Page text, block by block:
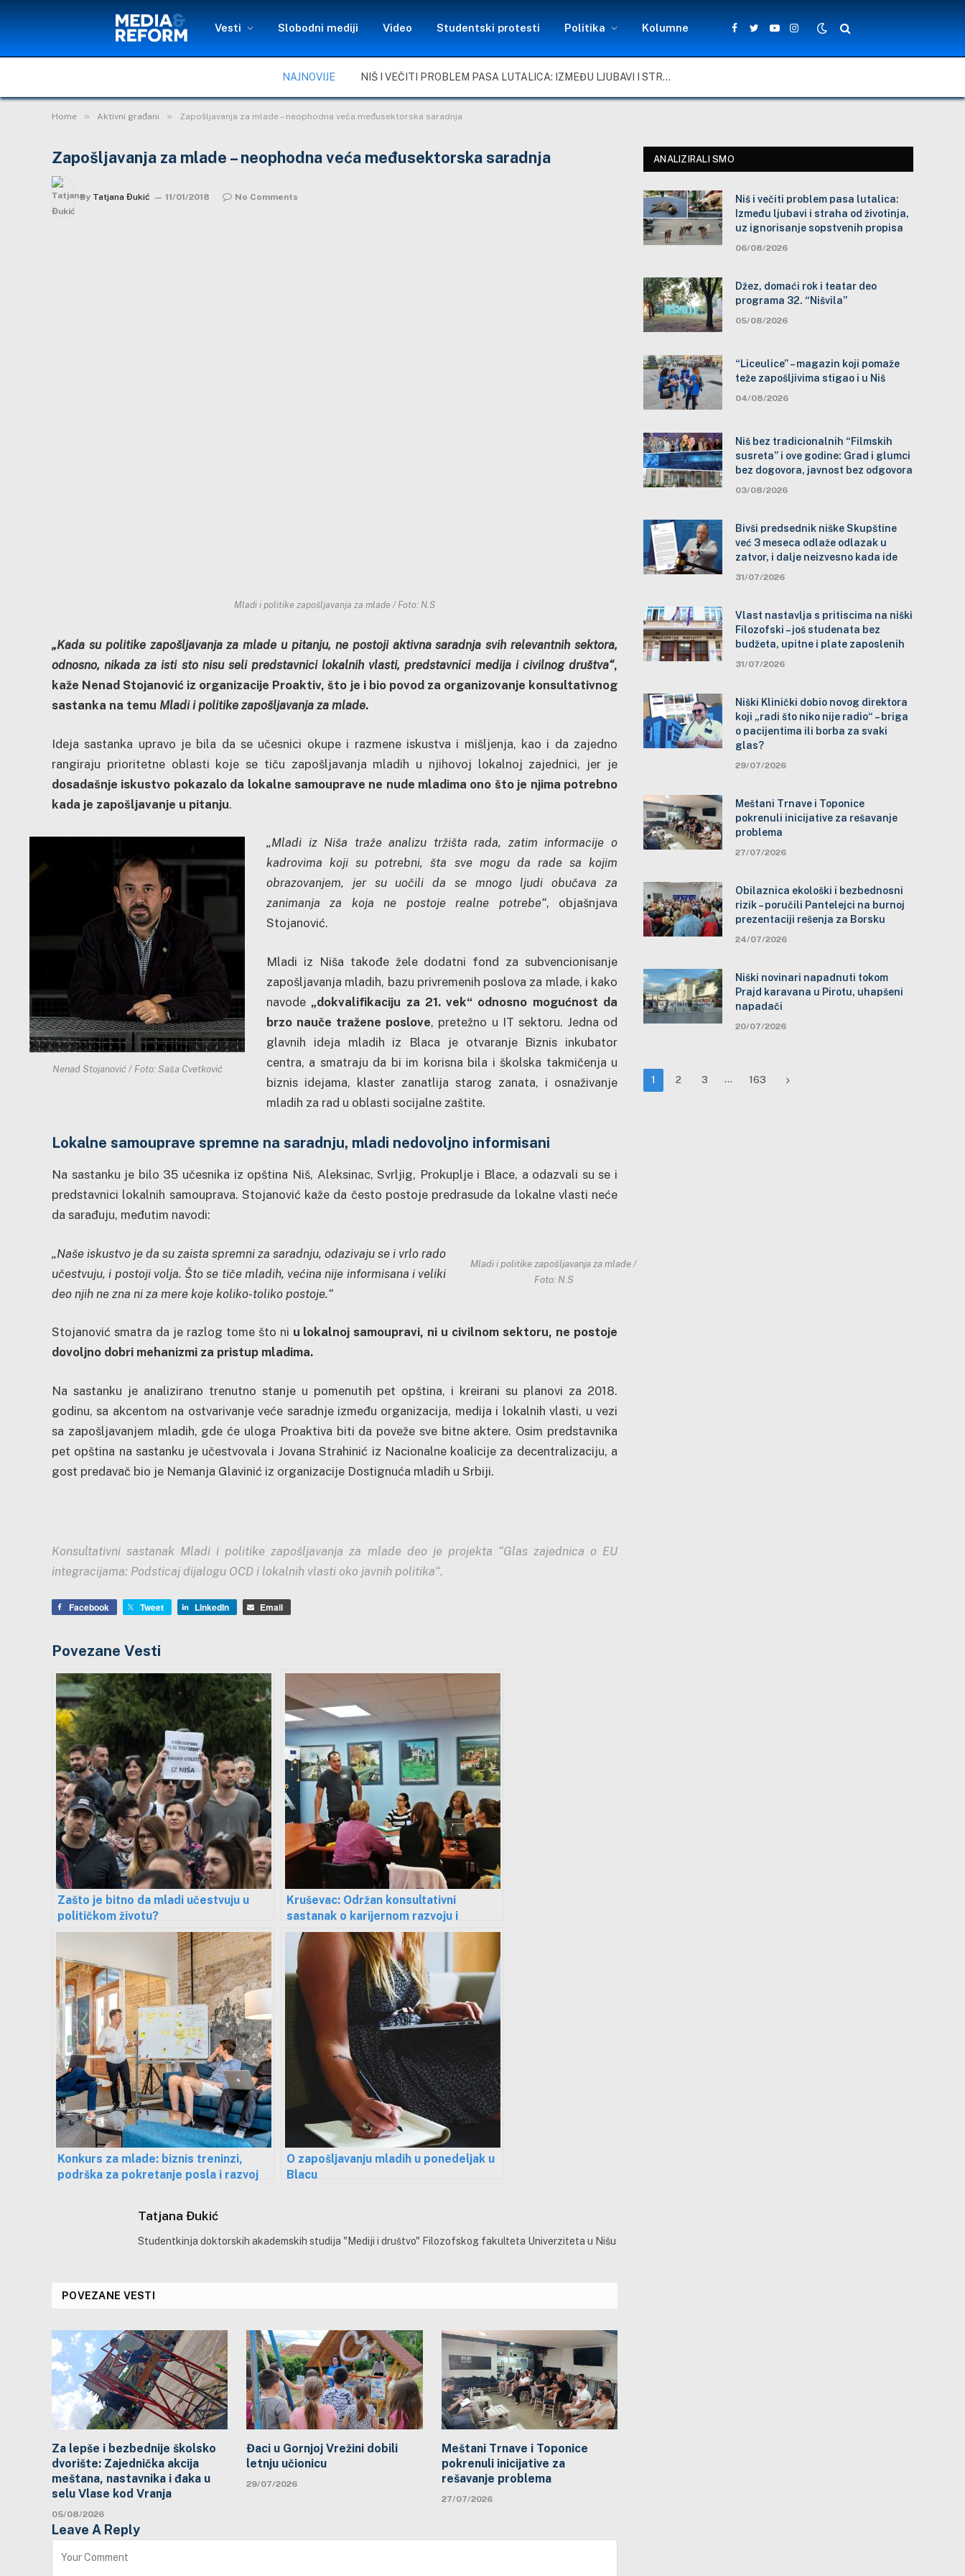
Vesti Slobodni mediji Video Studentski protesti Politika Kolumne
Facebook
TwitterYouTubeInstagram
NAJNOVIJE NIŠ I VEČITI PROBLEM PASA LUTALICA: IZMEĐU LJUBAVI I STRAHA OD ŽIVOTINJA, UZ IGNORISANJE SOPSTVENIH PROPISA
Home » Aktivni građani » Zapošljavanja za mlade – neophodna veća međusektorska saradnja
Zapošljavanja za mlade – neophodna veća međusektorska saradnja
By Tatjana Đukić 11/01/2018 No Comments
Mladi i politike zapošljavanja za mlade / Foto: N.S
„Kada su politike zapošljavanja za mlade u pitanju, ne postoji aktivna saradnja svih relevantnih sektora,
odnosno, nikada za isti sto nisu seli predstavnici lokalnih vlasti, predstavnici medija i civilnog društva“,
kaže Nenad Stojanović iz organizacije Proaktiv, što je i bio povod za organizovanje konsultativnog
sastanka na temu Mladi i politike zapošljavanja za mlade.
Ideja sastanka upravo je bila da se učesnici okupe i razmene iskustva i mišljenja, kao i da zajedno
rangiraju prioritetne oblasti koje se tiču zapošljavanja mladih u njihovoj lokalnoj zajednici, jer je
dosadašnje iskustvo pokazalo da lokalne samouprave ne nude mladima ono što je njima potrebno
kada je zapošljavanje u pitanju.
Nenad Stojanović / Foto: Saša Cvetković
„Mladi iz Niša traže analizu tržišta rada, zatim informacije o
kadrovima koji su potrebni, šta sve mogu da rade sa kojim
obrazovanjem, jer su uočili da se mnogo ljudi obučava za
zanimanja za koja ne postoje realne potrebe“, objašnjava
Stojanović.
Mladi iz Niša takođe žele dodatni fond za subvencionisanje
zapošljavanja mladih, bazu privremenih poslova za mlade, i kako
navode „dokvalifikaciju za 21. vek“ odnosno mogućnost da
brzo nauče tražene poslove, pretežno u IT sektoru. Jedna od
glavnih ideja mladih iz Blaca je otvaranje Biznis inkubator
centra, a smatraju da bi im korisna bila i školska takmičenja u
biznis idejama, klaster zanatlija starog zanata, i osnaživanje
mladih za rad u oblasti socijalne zaštite.
Lokalne samouprave spremne na saradnju, mladi nedovoljno informisani
Na sastanku je bilo 35 učesnika iz opština Niš, Aleksinac, Svrljig, Prokuplje i Blace, a odazvali su se i
predstavnici lokalnih samouprava. Stojanović kaže da često postoje predrasude da lokalne vlasti neće
da sarađuju, međutim navodi:
Mladi i politike zapošljavanja za mlade /
Foto: N.S
„Naše iskustvo je da su zaista spremni za saradnju, odazivaju se i vrlo rado
učestvuju, i postoji volja. Što se tiče mladih, većina nije informisana i veliki
deo njih ne zna ni za mere koje koliko-toliko postoje.“
Stojanović smatra da je razlog tome što ni u lokalnoj samoupravi, ni u civilnom sektoru, ne postoje
dovoljno dobri mehanizmi za pristup mladima.
Na sastanku je analizirano trenutno stanje u pomenutih pet opština, i kreirani su planovi za 2018.
godinu, sa akcentom na ostvarivanje veće saradnje između organizacija, medija i lokalnih vlasti, u vezi
sa zapošljavanjem mladih, gde će uloga Proaktiva biti da poveže sve bitne aktere. Osim predstavnika
pet opština na sastanku je učestvovala i Jovana Strahinić iz Nacionalne koalicije za decentralizaciju, a
gost predavač bio je Nemanja Glavinić iz organizacije Dostignuća mladih u Srbiji.
Konsultativni sastanak Mladi i politike zapošljavanja za mlade deo je projekta “Glas zajednica o EU
integracijama: Podsticaj dijalogu OCD i lokalnih vlasti oko javnih politika“.
Facebook Tweet LinkedIn Email
Povezane Vesti
Zašto je bitno da mladi učestvuju u
političkom životu?
Kruševac: Održan konsultativni
sastanak o karijernom razvoju i
zapošljivosti mladih
Konkurs za mlade: biznis treninzi,
podrška za pokretanje posla i razvoj
O zapošljavanju mladih u ponedeljak u
Blacu
Tatjana Đukić
Studentkinja doktorskih akademskih studija "Mediji i društvo" Filozofskog fakulteta Univerziteta u Nišu
POVEZANE VESTI
Za lepše i bezbednije školsko
dvorište: Zajednička akcija
meštana, nastavnika i đaka u
selu Vlase kod Vranja
05/08/2026
Đaci u Gornjoj Vrežini dobili
letnju učionicu
29/07/2026
Meštani Trnave i Toponice
pokrenuli inicijative za
rešavanje problema
27/07/2026
Leave A Reply
ANALIZIRALI SMO
Niš i večiti problem pasa lutalica:
Između ljubavi i straha od životinja,
uz ignorisanje sopstvenih propisa
06/08/2026
Džez, domaći rok i teatar deo
programa 32. “Nišvila”
05/08/2026
“Liceulice” – magazin koji pomaže
teže zapošljivima stigao i u Niš
04/08/2026
Niš bez tradicionalnih “Filmskih
susreta” i ove godine: Grad i glumci
bez dogovora, javnost bez odgovora
03/08/2026
Bivši predsednik niške Skupštine
već 3 meseca odlaže odlazak u
zatvor, i dalje neizvesno kada ide
31/07/2026
Vlast nastavlja s pritiscima na niški
Filozofski – još studenata bez
budžeta, upitne i plate zaposlenih
31/07/2026
Niški Klinički dobio novog direktora
koji „radi što niko nije radio“ – briga
o pacijentima ili borba za svaki
glas?
29/07/2026
Meštani Trnave i Toponice
pokrenuli inicijative za rešavanje
problema
27/07/2026
Obilaznica ekološki i bezbednosni
rizik – poručili Pantelejci na burnoj
prezentaciji rešenja za Borsku
24/07/2026
Niški novinari napadnuti tokom
Prajd karavana u Pirotu, uhapšeni
napadači
20/07/2026
1 2 3 … 163 Next